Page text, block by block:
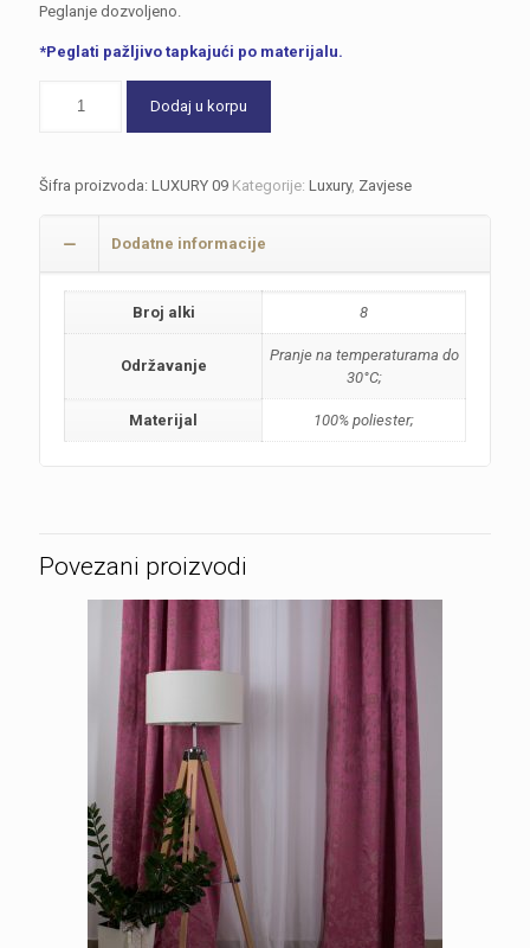
Peglanje dozvoljeno.
*Peglati pažljivo tapkajući po materijalu.
Dodaj u korpu
Šifra proizvoda: LUXURY 09 Kategorije: Luxury, Zavjese
Dodatne informacije
Broj alki 8
Održavanje
Pranje na temperaturama do
30°C;
Materijal 100% poliester;
Povezani proizvodi